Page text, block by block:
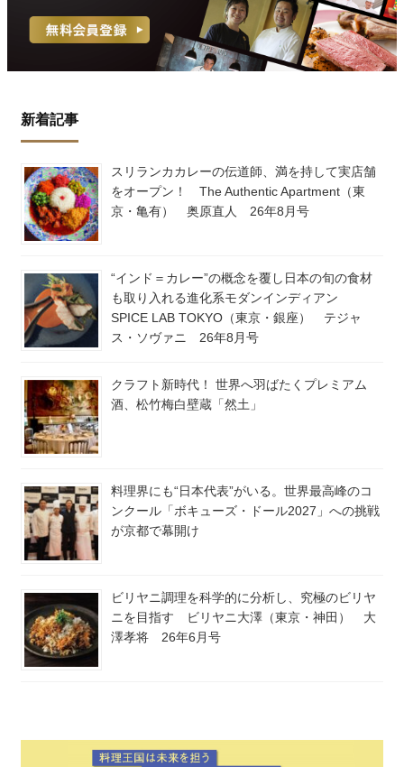
新着記事
スリランカカレーの伝道師、満を持して実店舗
をオープン！ The Authentic Apartment（東
京・亀有） 奥原直人 26年8月号
“インド＝カレー”の概念を覆し日本の旬の食材
も取り入れる進化系モダンインディアン
SPICE LAB TOKYO（東京・銀座） テジャ
ス・ソヴァニ 26年8月号
クラフト新時代！ 世界へ羽ばたくプレミアム
酒、松竹梅白壁蔵「然土」
料理界にも“日本代表”がいる。世界最高峰のコ
ンクール「ボキューズ・ドール2027」への挑戦
が京都で幕開け
ビリヤニ調理を科学的に分析し、究極のビリヤ
ニを目指す ビリヤニ大澤（東京・神田） 大
澤孝将 26年6月号